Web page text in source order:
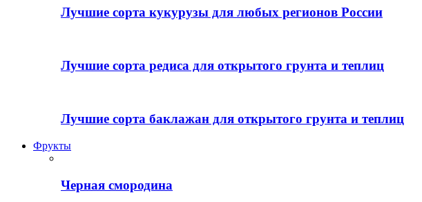
Лучшие сорта кукурузы для любых регионов России
Лучшие сорта редиса для открытого грунта и теплиц
Лучшие сорта баклажан для открытого грунта и теплиц
Фрукты
Черная смородина